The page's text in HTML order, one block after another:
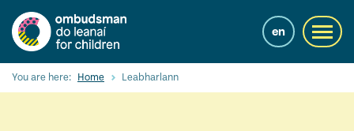
main
content
en
Cuardaigh
You are here: Home Leabharlann